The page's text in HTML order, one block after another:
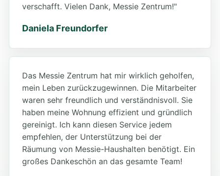
verschafft. Vielen Dank, Messie Zentrum!"
Daniela Freundorfer
Das Messie Zentrum hat mir wirklich geholfen,
mein Leben zurückzugewinnen. Die Mitarbeiter
waren sehr freundlich und verständnisvoll. Sie
haben meine Wohnung effizient und gründlich
gereinigt. Ich kann diesen Service jedem
empfehlen, der Unterstützung bei der
Räumung von Messie-Haushalten benötigt. Ein
großes Dankeschön an das gesamte Team!